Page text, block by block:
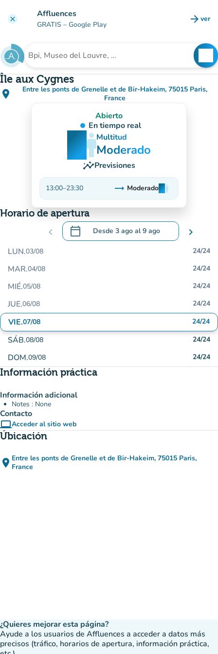
clear Affluences
GRATIS – Google Play arrow_forward ver
Buscar un establecimiento
Île aux Cygnes
place
Entre les ponts de Grenelle et de Bir-Hakeim, 75015 Paris,
France
(abrir en Google Maps)
(nueva pestaña)
Abierto
En tiempo real
man
man
manMultitud
Moderado
insightsPrevisiones
13:00–23:30 trending_flat
Estable
Moderadoman
man
man
Horario de apertura
chevron_left calendar_today Desde 3 ago al9 ago
.Abra el calendario para cambiar las
chevron_right
LUN.03/08 24/24
MAR.04/08 24/24
MIÉ.05/08 24/24
JUE.06/08 24/24
VIE.07/08 24/24
SÁB.08/08 24/24
DOM.09/08 24/24
Información práctica
Información adicional
Notes : None
Contacto
computerAcceder al sitio web
(nueva pestaña)
Úbicación
place Entre les ponts de Grenelle et de Bir-Hakeim, 75015 Paris,
France
¿Quieres mejorar esta página?
Ayude a los usuarios de Affluences a acceder a datos más
precisos (tráfico, horarios de apertura, información práctica,